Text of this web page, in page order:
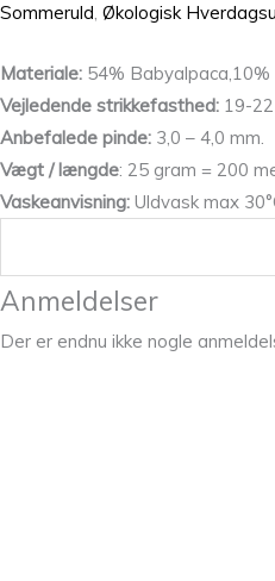
Sommeruld, Økologisk
Materiale: 54%
Vejledende strikkefasthed: 19-
Anbefalede pinde: 3,0 – 4,0 mm.
Vægt / længde: 25 gram = 200
Vaskeanvisning: Uldvask max
Anmeldelser
Der er endnu ikke nogle